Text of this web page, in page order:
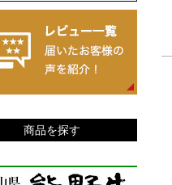
商品を探す